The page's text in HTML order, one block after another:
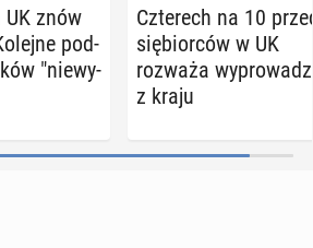
znów
pod­
"nie­wy­
Czte­rech na 10 przed­
się­bior­ców w UK
rozważa
z kraju